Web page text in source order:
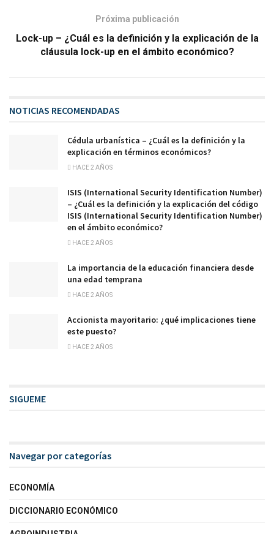
Próxima publicación
Lock-up – ¿Cuál es la definición y la explicación de la
cláusula lock-up en el ámbito económico?
NOTICIAS RECOMENDADAS
Cédula urbanística – ¿Cuál es la definición y la
explicación en términos económicos?
HACE 2 AÑOS
ISIS (International Security Identification Number)
– ¿Cuál es la definición y la explicación del código
ISIS (International Security Identification Number)
en el ámbito económico?
HACE 2 AÑOS
La importancia de la educación financiera desde
una edad temprana
HACE 2 AÑOS
Accionista mayoritario: ¿qué implicaciones tiene
este puesto?
HACE 2 AÑOS
SIGUEME
Navegar por categorías
ECONOMÍA
DICCIONARIO ECONÓMICO